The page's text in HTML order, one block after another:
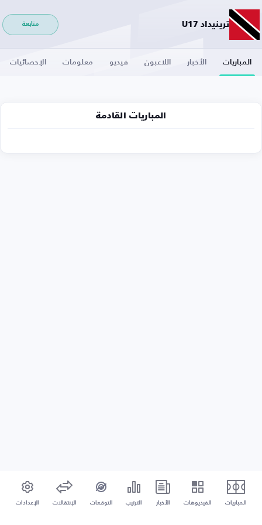
ترينيداد U17 متابعة
المباريات الأخبار اللاعبون فيديو معلومات الإحصائيات
المباريات القادمة
المباريات الفيديوهات الأخبار الترتيب التوقعات الإنتقالات الإعدادات